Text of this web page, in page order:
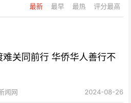
最新 最早 最热 评分最高
难关同前行 华侨华人善行不
闻网 2024-08-26